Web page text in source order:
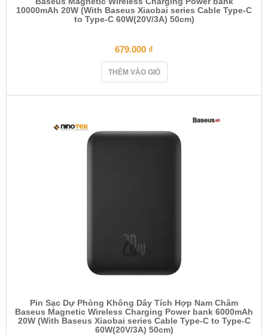
10000mAh 20W (With Baseus Xiaobai series Cable Type-C
to Type-C 60W(20V/3A) 50cm)
679.000 ₫
THÊM VÀO GIỎ
Pin Sạc Dự Phòng Không Dây Tích Hợp Nam Châm
Baseus Magnetic Wireless Charging Power bank 6000mAh
20W (With Baseus Xiaobai series Cable Type-C to Type-C
60W(20V/3A) 50cm)